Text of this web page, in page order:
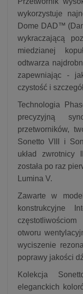
wykorzystuje
Dome DAD™
wykraczającą
miedzianej
odtwarza
zapewniając -
czystość i
Technologia
precyzyjną
przetworników,
Sonetto VIII i
układ zwrotnicy
została po raz
Lumina V.
Zawarte w
konstrukcyjne
otworu
wyciszenie
poprawy jakości
Kolekcja
eleganckich